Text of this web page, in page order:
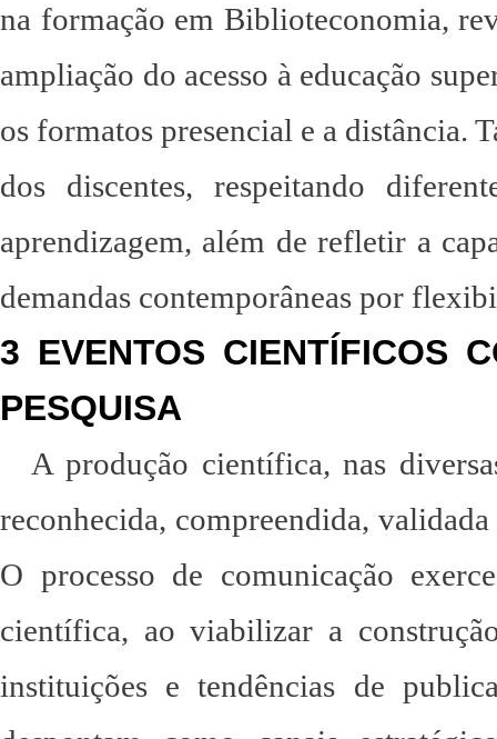
na formação em Biblioteconomia,
ampliação do acesso à educação
os formatos presencial e a distância.
dos discentes, respeitando
aprendizagem, além de refletir a
demandas contemporâneas por
3 EVENTOS CIENTÍFICOS
PESQUISA
A produção científica, nas
reconhecida, compreendida,
O processo de comunicação
científica, ao viabilizar a
instituições e tendências de